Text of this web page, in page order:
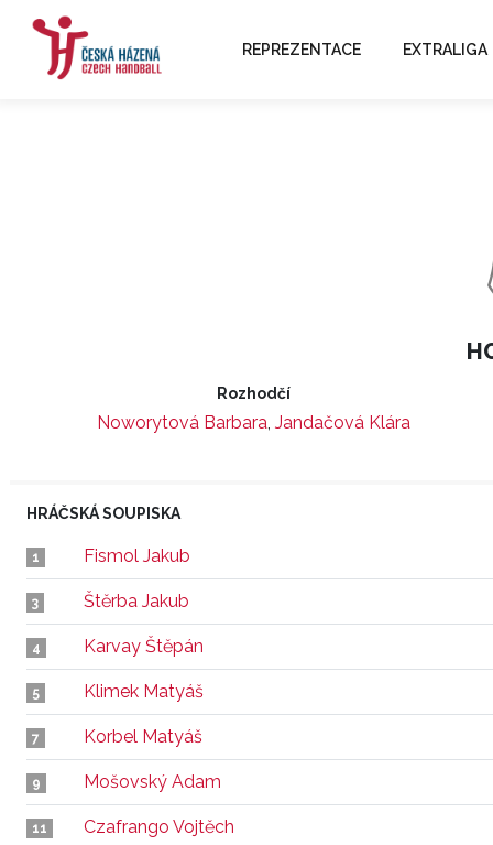
REPREZENTACE EXTRALIGA
Rozhodčí
Noworytová Barbara, Jandačová Klára
HRÁČSKÁ SOUPISKA
1 Fismol Jakub
3 Štěrba Jakub
4 Karvay Štěpán
5 Klimek Matyáš
7 Korbel Matyáš
9 Mošovský Adam
11 Czafrango Vojtěch